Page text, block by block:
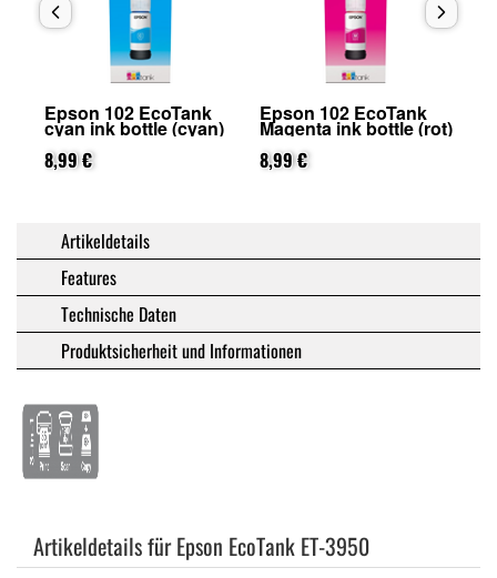
Epson 102 EcoTank
cyan ink bottle (cyan)
8,99 €
Epson 102 EcoTank
Magenta ink bottle (rot)
8,99 €
Artikeldetails
Features
Technische Daten
Produktsicherheit und Informationen
Artikeldetails für Epson EcoTank ET-3950